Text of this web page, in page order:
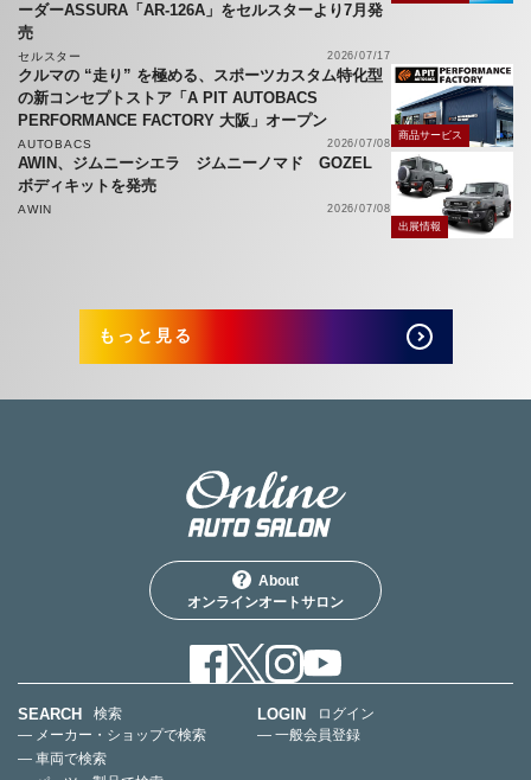
ーダーASSURA「AR-126A」をセルスターより7月発
売
セルスター 2026/07/17
クルマの “走り” を極める、スポーツカスタム特化型
の新コンセプトストア「A PIT AUTOBACS
PERFORMANCE FACTORY 大阪」オープン
AUTOBACS 2026/07/08
商品サービス
AWIN、ジムニーシエラ ジムニーノマド GOZEL
ボディキットを発売
AWIN
2026/07/08
出展情報
もっと見る
About
オンラインオートサロン
SEARCH
検索
— メーカー・ショップで検索
— 車両で検索
LOGIN
ログイン
— 一般会員登録